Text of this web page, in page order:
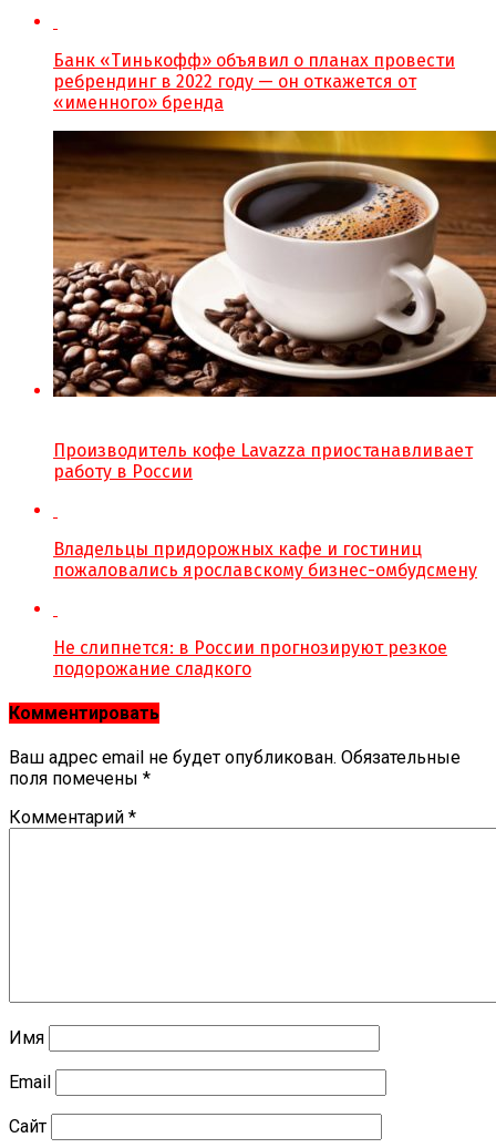
Банк «Тинькофф» объявил о планах провести
ребрендинг в 2022 году — он откажется от
«именного» бренда
Производитель кофе Lavazza приостанавливает
работу в России
Владельцы придорожных кафе и гостиниц
пожаловались ярославскому бизнес-омбудсмену
Не слипнется: в России прогнозируют резкое
подорожание сладкого
Комментировать
Ваш адрес email не будет опубликован. Обязательные
поля помечены *
Комментарий *
Имя
Email
Сайт